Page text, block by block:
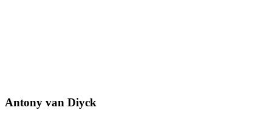
Antony van Diyck